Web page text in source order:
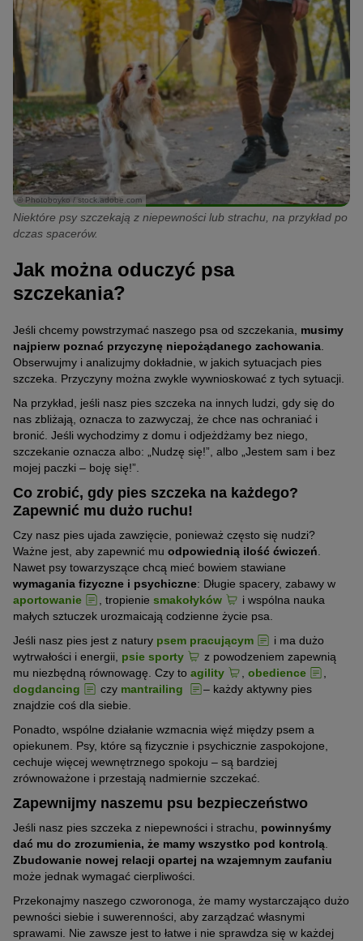
© Photoboyko / stock.adobe.com
Niektóre psy szczekają z niepewności lub strachu, na przykład po
dczas spacerów.
Jak można oduczyć psa
szczekania?
Jeśli chcemy powstrzymać naszego psa od szczekania, musimy
najpierw poznać przyczynę niepożądanego zachowania.
Obserwujmy i analizujmy dokładnie, w jakich sytuacjach pies
szczeka. Przyczyny można zwykle wywnioskować z tych sytuacji.
Na przykład, jeśli nasz pies szczeka na innych ludzi, gdy się do
nas zbliżają, oznacza to zazwyczaj, że chce nas ochraniać i
bronić. Jeśli wychodzimy z domu i odjeżdżamy bez niego,
szczekanie oznacza albo: „Nudzę się!”, albo „Jestem sam i bez
mojej paczki – boję się!”.
Co zrobić, gdy pies szczeka na każdego?
Zapewnić mu dużo ruchu!
Czy nasz pies ujada zawzięcie, ponieważ często się nudzi?
Ważne jest, aby zapewnić mu odpowiednią ilość ćwiczeń.
Nawet psy towarzyszące chcą mieć bowiem stawiane
wymagania fizyczne i psychiczne: Długie spacery, zabawy w
aportowanie
, tropienie smakołyków
i wspólna nauka
małych sztuczek urozmaicają codzienne życie psa.
Jeśli nasz pies jest z natury psem pracującym
i ma dużo
wytrwałości i energii, psie sporty
z powodzeniem zapewnią
mu niezbędną równowagę. Czy to agility , obedience
,
dogdancing
czy mantrailing
– każdy aktywny pies
znajdzie coś dla siebie.
Ponadto, wspólne działanie wzmacnia więź między psem a
opiekunem. Psy, które są fizycznie i psychicznie zaspokojone,
cechuje więcej wewnętrznego spokoju – są bardziej
zrównoważone i przestają nadmiernie szczekać.
Zapewnijmy naszemu psu bezpieczeństwo
Jeśli nasz pies szczeka z niepewności i strachu, powinnyśmy
dać mu do zrozumienia, że mamy wszystko pod kontrolą.
Zbudowanie nowej relacji opartej na wzajemnym zaufaniu
może jednak wymagać cierpliwości.
Przekonajmy naszego czworonoga, że mamy wystarczająco dużo
pewności siebie i suwerenności, aby zarządzać własnymi
sprawami. Nie zawsze jest to łatwe i nie sprawdza się w każdej